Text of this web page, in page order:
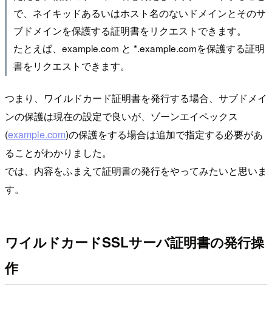
で、ネイキッドあるいはホスト名のないドメインとそのサ
ブドメインを保護する証明書をリクエストできます。
たとえば、example.com と *.example.comを保護する証明
書をリクエストできます。
つまり、ワイルドカード証明書を発行する場合、サブドメイ
ンの保護は現在の設定で良いが、ゾーンエイペックス
(example.com)の保護をする場合は追加で指定する必要があ
ることがわかりました。
では、内容をふまえて証明書の発行をやってみたいと思いま
す。
ワイルドカードSSLサーバ証明書の発行操
作